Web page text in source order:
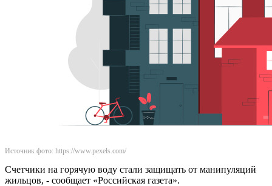
Источник фото: https://www.pexels.com/
Счетчики на горячую воду стали защищать от манипуляций
жильцов, - сообщает «Российская газета».